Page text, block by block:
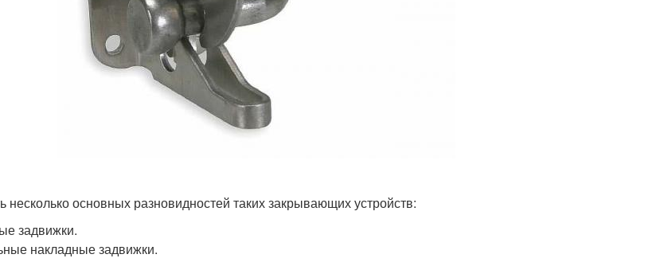
несколько основных разновидностей таких закрывающих устройств:
задвижки.
накладные задвижки.